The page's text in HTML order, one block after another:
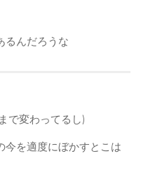
るんだろうな
で変わってるし)
今を適度にぼかすとこは